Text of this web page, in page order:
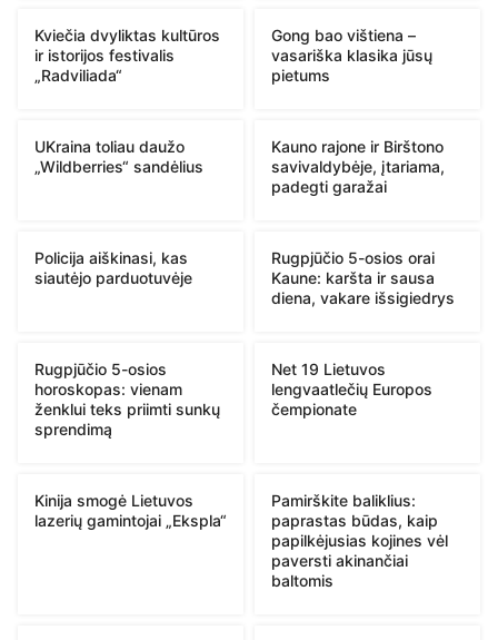
Kviečia dvyliktas kultūros
ir istorijos festivalis
„Radviliada“
Gong bao vištiena –
vasariška klasika jūsų
pietums
UKraina toliau daužo
„Wildberries“ sandėlius
Kauno rajone ir Birštono
savivaldybėje, įtariama,
padegti garažai
Policija aiškinasi, kas
siautėjo parduotuvėje
Rugpjūčio 5-osios orai
Kaune: karšta ir sausa
diena, vakare išsigiedrys
Rugpjūčio 5-osios
horoskopas: vienam
ženklui teks priimti sunkų
sprendimą
Net 19 Lietuvos
lengvaatlečių Europos
čempionate
Kinija smogė Lietuvos
lazerių gamintojai „Ekspla“
Pamirškite baliklius:
paprastas būdas, kaip
papilkėjusias kojines vėl
paversti akinančiai
baltomis